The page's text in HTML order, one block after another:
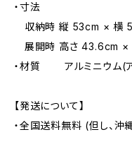
・寸法
収納時 縦 53cm × 横
展開時 高さ 43.6cm ×
・材質 アルミニウム(ア
【発送について】
・全国送料無料 (但し、沖